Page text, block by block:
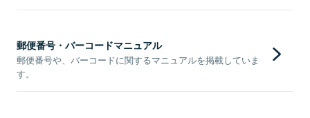
郵便番号・バーコードマニュアル
郵便番号や、バーコードに関するマニュアルを掲載していま
す。